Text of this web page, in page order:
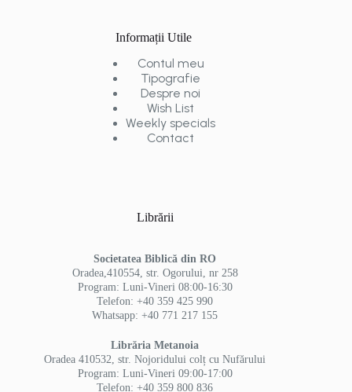
Informații Utile
Contul meu
Tipografie
Despre noi
Wish List
Weekly specials
Contact
Librării
Societatea Biblică din RO
Oradea,410554, str. Ogorului, nr 258
Program: Luni-Vineri 08:00-16:30
Telefon: +40 359 425 990
Whatsapp: +40 771 217 155
Librăria Metanoia
Oradea 410532, str. Nojoridului colț cu Nufărului
Program: Luni-Vineri 09:00-17:00
Telefon: +40 359 800 836